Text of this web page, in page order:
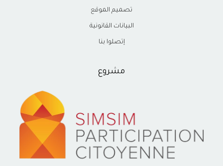
تصميم الموقع
البيانات القانونية
إتصلوا بنا
مشروع